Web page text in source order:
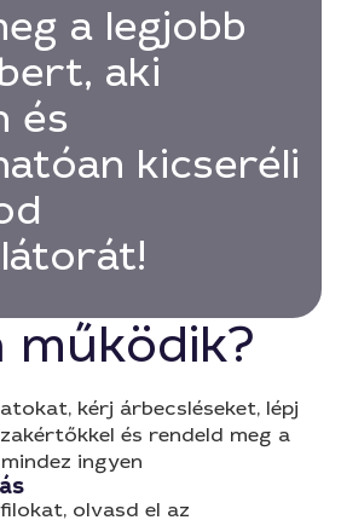
a legjobb
aki
és
kicseréli
működik?
kérj árbecsléseket, lépj
és rendeld meg a
ingyen
olvasd el az